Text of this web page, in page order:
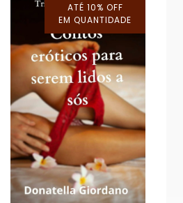
ATÉ 10% OFF
EM QUANTIDADE